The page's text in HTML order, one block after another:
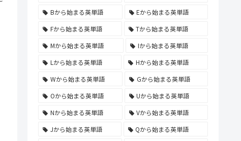
Bから始まる英単語
Eから始まる英単語
Fから始まる英単語
Tから始まる英単語
Mから始まる英単語
Iから始まる英単語
Lから始まる英単語
Hから始まる英単語
Wから始まる英単語
Gから始まる英単語
Oから始まる英単語
Uから始まる英単語
Nから始まる英単語
Vから始まる英単語
Jから始まる英単語
Qから始まる英単語